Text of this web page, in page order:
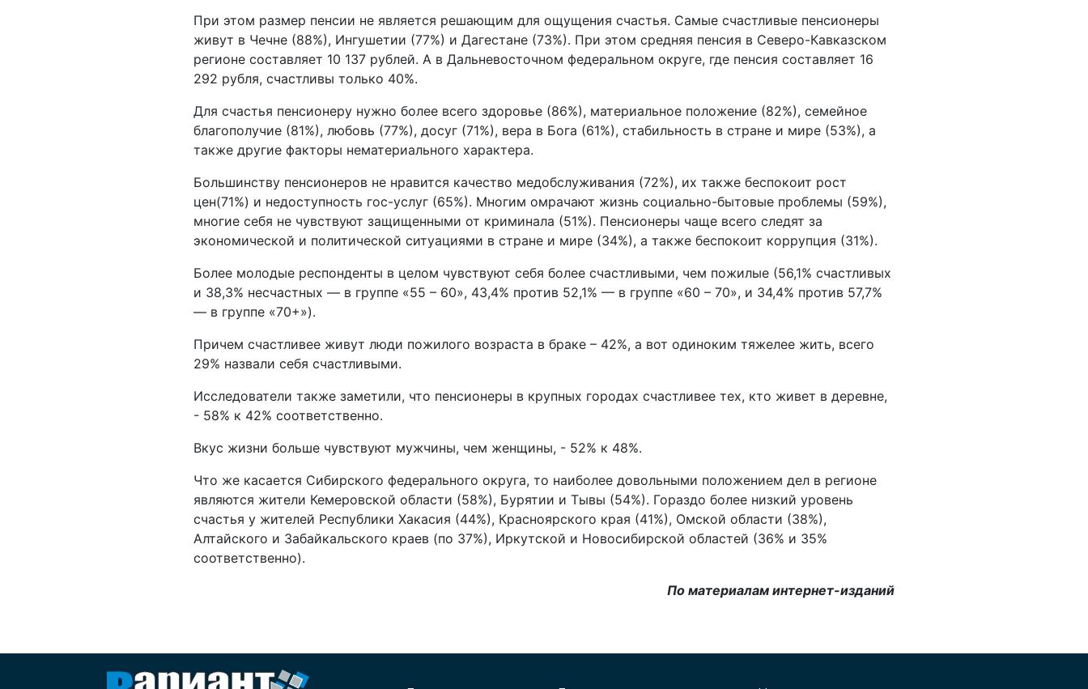
При этом размер пенсии не является решающим для ощущения счастья. Самые счастливые пенсионеры
живут в Чечне (88%), Ингушетии (77%) и Дагестане (73%). При этом средняя пенсия в Северо-Кавказском
регионе составляет 10 137 рублей. А в Дальневосточном федеральном округе, где пенсия составляет 16
292 рубля, счастливы только 40%.
Для счастья пенсионеру нужно более всего здоровье (86%), материальное положение (82%), семейное
благополучие (81%), любовь (77%), досуг (71%), вера в Бога (61%), стабильность в стране и мире (53%), а
также другие факторы нематериального характера.
Большинству пенсионеров не нравится качество медобслуживания (72%), их также беспокоит рост
цен(71%) и недоступность гос-услуг (65%). Многим омрачают жизнь социально-бытовые проблемы (59%),
многие себя не чувствуют защищенными от криминала (51%). Пенсионеры чаще всего следят за
экономической и политической ситуациями в стране и мире (34%), а также беспокоит коррупция (31%).
Более молодые респонденты в целом чувствуют себя более счастливыми, чем пожилые (56,1% счастливых
и 38,3% несчастных — в группе «55 – 60», 43,4% против 52,1% — в группе «60 – 70», и 34,4% против 57,7%
— в группе «70+»).
Причем счастливее живут люди пожилого возраста в браке – 42%, а вот одиноким тяжелее жить, всего
29% назвали себя счастливыми.
Исследователи также заметили, что пенсионеры в крупных городах счастливее тех, кто живет в деревне,
- 58% к 42% соответственно.
Вкус жизни больше чувствуют мужчины, чем женщины, - 52% к 48%.
Что же касается Сибирского федерального округа, то наиболее довольными положением дел в регионе
являются жители Кемеровской области (58%), Бурятии и Тывы (54%). Гораздо более низкий уровень
счастья у жителей Республики Хакасия (44%), Красноярского края (41%), Омской области (38%),
Алтайского и Забайкальского краев (по 37%), Иркутской и Новосибирской областей (36% и 35%
соответственно).
По материалам интернет-изданий